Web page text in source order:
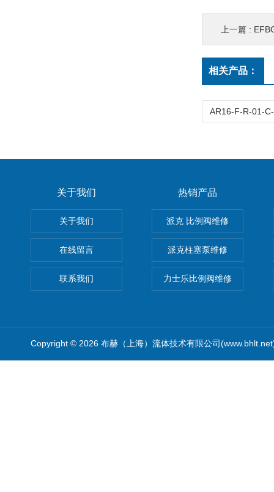
上一篇 :
相关产品：
关于我们
关于我们
在线留言
联系我们
热销产品
派克 比例阀维修
派克柱塞泵维修
力士乐比例阀维修
Copyright © 2026 布赫（上海）流体技术有限公司